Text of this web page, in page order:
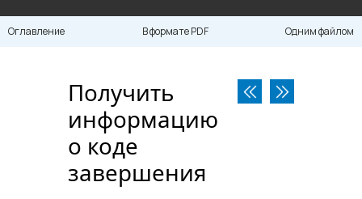
Оглавление В формате PDF Одним файлом
Получить
информацию
о коде
завершения